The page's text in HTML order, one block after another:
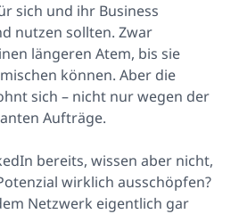
sich und ihr Business
nutzen sollten. Zwar
längeren Atem, bis sie
können. Aber die
sich ­– nicht nur wegen der
Aufträge.
bereits, wissen aber nicht,
wirklich ausschöpfen?
Netzwerk eigentlich gar